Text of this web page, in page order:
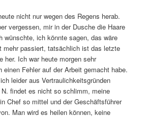
nicht nur wegen des Regens herab.
vergessen, mir in der Dusche die Haare
wünschte, ich könnte sagen, das wäre
mehr passiert, tatsächlich ist das letzte
her. Ich war heute morgen sehr
einen Fehler auf der Arbeit gemacht habe.
leider aus Vertraulichkeitsgründen
findet es nicht so schlimm, meine
Chef so mittel und der Geschäftsführer
Man wird es heilen können, keine